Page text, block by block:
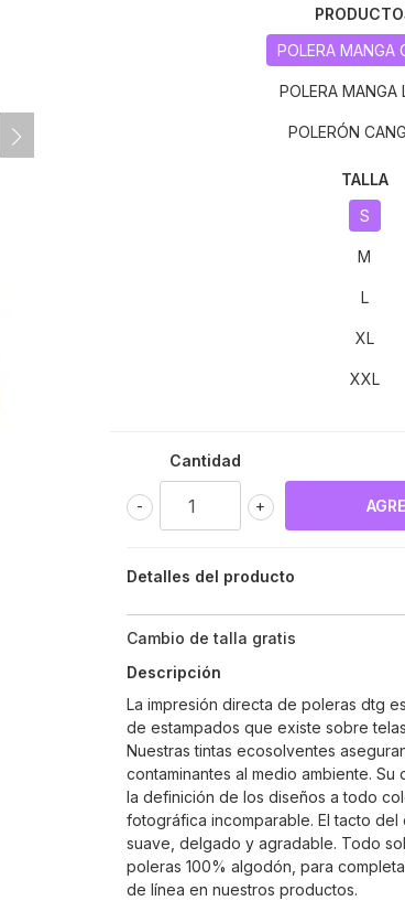
POLERA MANGA
POLERA MANGA
POLERÓN
TALLA
S
M
L
XL
XXL
Cantidad
+
-
Detalles del producto
Cambio de talla gratis
Descripción
La impresión directa de poleras dtg
de estampados que existe sobre
Nuestras tintas ecosolventes
contaminantes al medio ambiente.
la definición de los diseños a todo
fotográfica incomparable. El tacto
suave, delgado y agradable. Todo
poleras 100% algodón, para
de línea en nuestros productos.